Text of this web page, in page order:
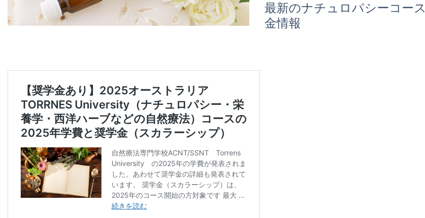
最新のナチュロパシーコース
金情報